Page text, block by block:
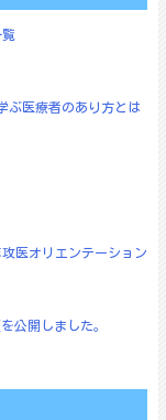
覧
ぶ医療者のあり方とは
医オリエンテーション
公開しました。